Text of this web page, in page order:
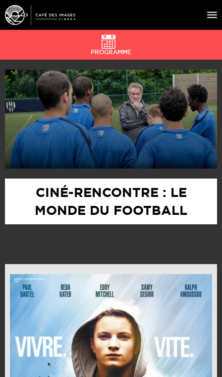
À L’AFFICHE
ÉVÉNEMENTS
CAFÉ DU CINÉ
PRATIQUE
ÉDUCATION AUX IMAGES
PROGRAMME
CINÉ-RENCONTRE : LE
MONDE DU FOOTBALL